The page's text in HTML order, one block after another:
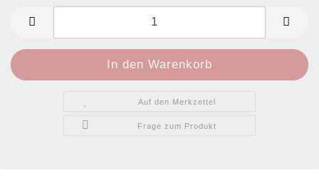
Auf den Merkzettel
Frage zum Produkt